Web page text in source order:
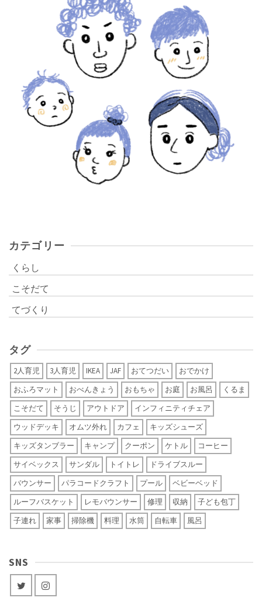
カテゴリー
くらし
こそだて
てづくり
タグ
2人育児 3人育児 IKEA JAF おてつだい
おでかけ
おふろマット
おべんきょう おもちゃ お庭 お風呂
くるま
こそだて
そうじ アウトドア
インフィニティチェア
ウッドデッキ
オムツ外れ カフェ
キッズシューズ
キッズタンブラー
キャンプ クーポン ケトル
コーヒー
サイベックス
サンダル トイトレ
ドライブスルー
バウンサー
パラコードクラフト プール
ベビーベッド
ルーフバスケット
レモバウンサー 修理 収納
子ども包丁
子連れ
家事 掃除機 料理 水筒 自転車 風呂
SNS